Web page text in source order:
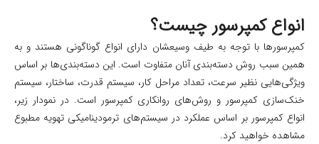
انواع کمپرسور چیست؟
کمپرسورها با توجه به طیف وسیعشان دارای انواع گوناگونی هستند و به
همین سبب روش دسته‌بندی آنان متفاوت است. این دسته‌بندی‌ها بر اساس
ویژگی‌هایی نظیر سرعت، تعداد مراحل کار، سیستم قدرت، ساختار، سیستم
خنک‌سازی کمپرسور و روش‌های روانکاری کمپرسور است. در نمودار زیر،
انواع کمپرسور بر اساس عملکرد در سیستم‌های ترمودینامیکی تهویه مطبوع
مشاهده خواهید کرد.